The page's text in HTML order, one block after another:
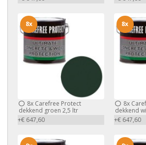
8x Carefree Protect
dekkend groen 2,5 ltr
+€ 647,60
8x
8x
dekkend
+€ 647,60
8x